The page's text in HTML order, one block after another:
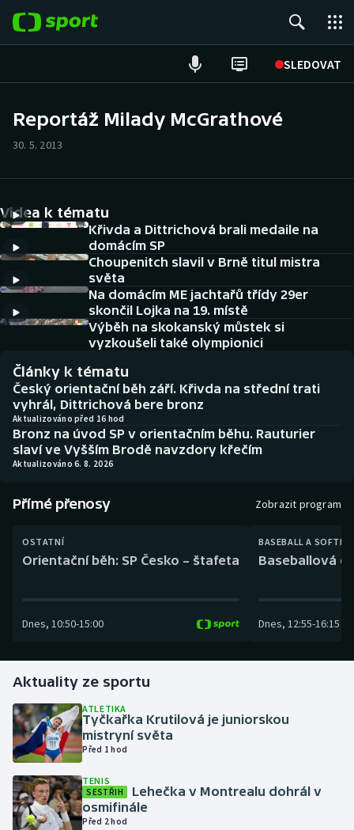
SLEDOVAT
Hokej
Tenis
Atletika
Cyklistika
DALŠÍ SPORTY
Americký fotbal
Baseball a softbal
Basketbal
Biatlon
Curling
Florbal
Golf
Gymnastika
Házená
Jezdectví
NEPŘEHLÉDNĚTE
Soutěže
Historické návraty
Aplikace ČT sport
Reportáž Milady McGrathové
30. 5. 2013
Videa k tématu
Křivda a Dittrichová brali medaile na
domácím SP
Choupenitch slavil v Brně titul mistra
světa
Na domácím ME jachtařů třídy 29er
skončil Lojka na 19. místě
Výběh na skokanský můstek si
vyzkoušeli také olympionici
Články k tématu
Český orientační běh září. Křivda na střední trati
vyhrál, Dittrichová bere bronz
Aktualizováno před 16 hod
Bronz na úvod SP v orientačním běhu. Rauturier
slaví ve Vyšším Brodě navzdory křečím
Aktualizováno 6. 8. 2026
Přímé přenosy Zobrazit program
OSTATNÍ
Orientační běh: SP Česko – štafeta
Dnes, 10:50-15:00
BASEBALL A
Baseballová
Dnes, 12:55-16:15
Aktuality ze sportu
ATLETIKA
Tyčkařka Krutilová je juniorskou
mistryní světa
Před 1 hod
TENIS
SESTŘIH
Lehečka v Montrealu dohrál v
osmifinále
Před 2 hod